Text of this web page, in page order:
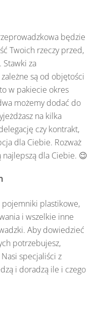
będzie
Twoich rzeczy przed,
za
są od objętości
w pakiecie okres
możemy dodać do
na kilka
czy kontrakt,
dla Ciebie. Rozważ
dla Ciebie. 😉
pojemniki plastikowe,
i wszelkie inne
Aby dowiedzieć
potrzebujesz,
specjaliści z
i doradzą ile i czego